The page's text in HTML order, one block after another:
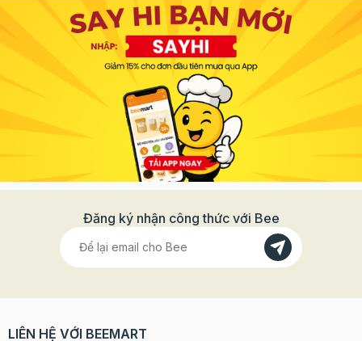
Đăng ký nhận công thức với Bee
LIÊN HỆ VỚI BEEMART